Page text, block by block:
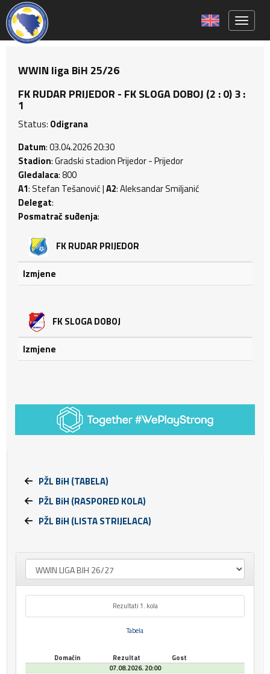
WWIN liga BiH 25/26
FK RUDAR PRIJEDOR - FK SLOGA DOBOJ (2 : 0) 3 :
1
Status: Odigrana
Datum: 03.04.2026 20:30
Stadion: Gradski stadion Prijedor - Prijedor
Gledalaca: 800
A1: Stefan Tešanović |A2: Aleksandar Smiljanić
Delegat:
Posmatrač suđenja:
FK RUDAR PRIJEDOR
Izmjene
FK SLOGA DOBOJ
Izmjene
PŽL BiH (TABELA)
PŽL BiH (RASPORED KOLA)
PŽL BiH (LISTA STRIJELACA)
Rezultati 1. kola
Tabela
Domaćin Rezultat
Gost
07.08.2026. 20:00